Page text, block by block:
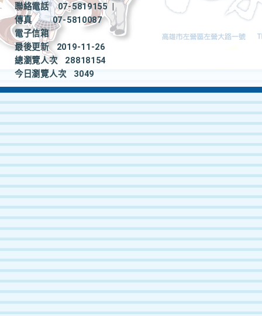
聯絡電話
07-5819155
|
傳真
07-5810087
電子信箱
最後更新
2019-11-26
總瀏覽人次
28818154
今日瀏覽人次
3049